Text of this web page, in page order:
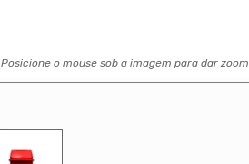
Posicione o mouse sob a imagem para dar zoom